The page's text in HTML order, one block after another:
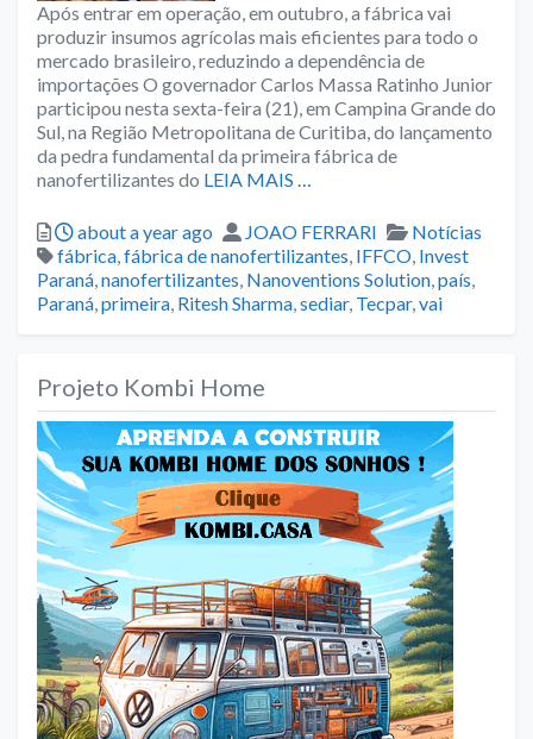
Após entrar em operação, em outubro, a fábrica vai
produzir insumos agrícolas mais eficientes para todo o
mercado brasileiro, reduzindo a dependência de
importações O governador Carlos Massa Ratinho Junior
participou nesta sexta-feira (21), em Campina Grande do
Sul, na Região Metropolitana de Curitiba, do lançamento
da pedra fundamental da primeira fábrica de
nanofertilizantes do LEIA MAIS …
Posted
about a year ago Author
JOAO FERRARI Categories
Notícias
Tags
fábrica,fábrica de nanofertilizantes, IFFCO, Invest
Paraná,nanofertilizantes, Nanoventions Solution,país,
Paraná,primeira, Ritesh Sharma,sediar, Tecpar,vai
Projeto Kombi Home